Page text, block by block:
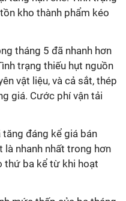
kho thành phẩm kéo
tháng 5 đã nhanh hơn
trạng thiếu hụt nguồn
vật liệu, và cả sắt, thép
giá. Cước phí vận tải
đáng kể giá bán
là nhanh nhất trong hơn
thứ ba kể từ khi hoạt